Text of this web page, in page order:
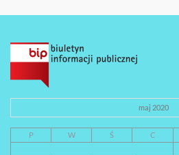
maj 2020
P W Ś C